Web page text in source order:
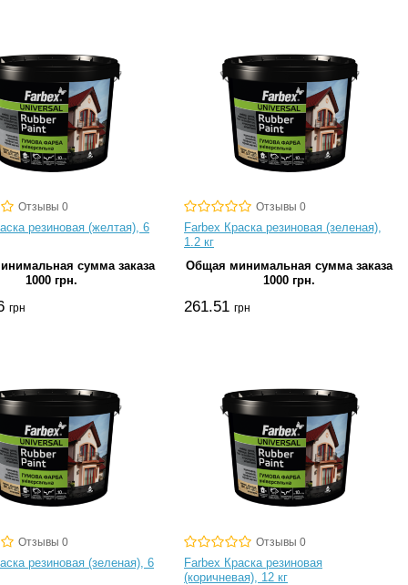
Отзывы 0
резиновая (желтая), 6
сумма заказа
1000 грн.
грн
Отзывы 0
Farbex Краска резиновая (зеленая),
1.2 кг
Общая минимальная сумма заказа
1000 грн.
261.51 грн
Отзывы 0
резиновая (зеленая), 6
Отзывы 0
Farbex Краска резиновая
(коричневая), 12 кг